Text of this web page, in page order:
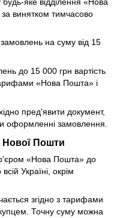
за винятком тимчасово
на суму від 15
до 15 000 грн вартість
«Нова Пошта» і
пред'явити документ,
оформленні замовлення.
Нової Пошти
«Нова Пошта» до
Україні, окрім
згідно з тарифами
Точну суму можна